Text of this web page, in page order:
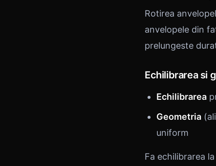
Rotirea
anvelopele din
prelungeste
Echilibrarea si
Echilibrarea
Geometria
uniform
Fa echilibrarea